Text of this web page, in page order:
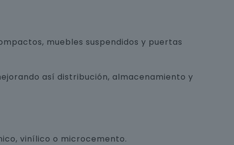
muebles suspendidos y puertas
así distribución, almacenamiento y
vinílico o microcemento.